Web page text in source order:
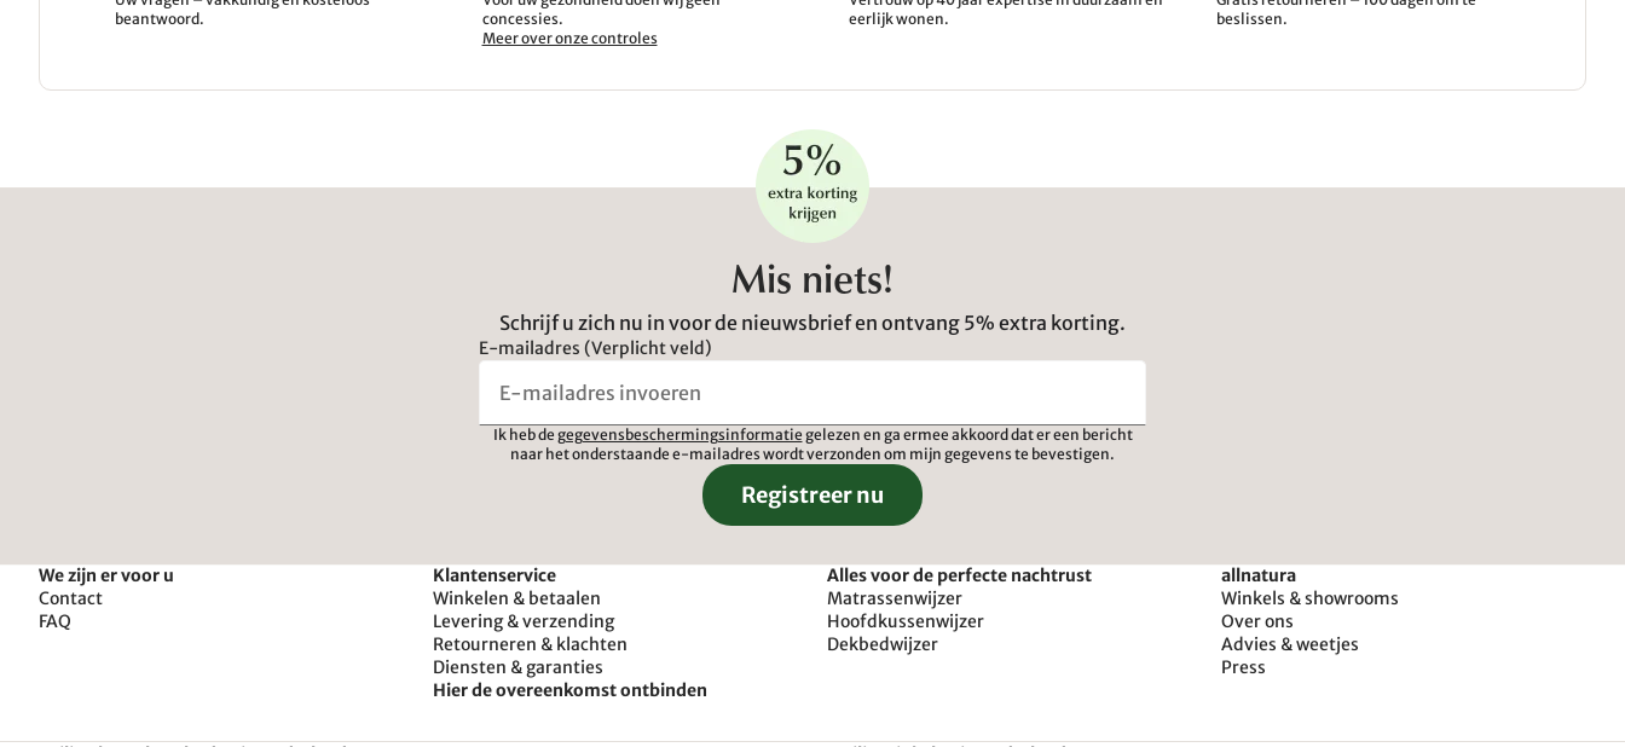
beantwoord.
concessies.
Meer over onze controles
eerlijk wonen.
beslissen.
Mis niets!
Schrijf u zich nu in voor de nieuwsbrief en ontvang 5% extra korting.
E-mailadres (Verplicht veld)
Ik heb de gegevensbeschermingsinformatie gelezen en ga ermee akkoord dat er een bericht
naar het onderstaande e-mailadres wordt verzonden om mijn gegevens te bevestigen.
Registreer nu
We zijn er voor u
Contact
FAQ
Klantenservice
Winkelen & betaalen
Levering & verzending
Retourneren & klachten
Diensten & garanties
Hier de overeenkomst ontbinden
Alles voor de perfecte nachtrust
Matrassenwijzer
Hoofdkussenwijzer
Dekbedwijzer
allnatura
Winkels & showrooms
Over ons
Advies & weetjes
Press